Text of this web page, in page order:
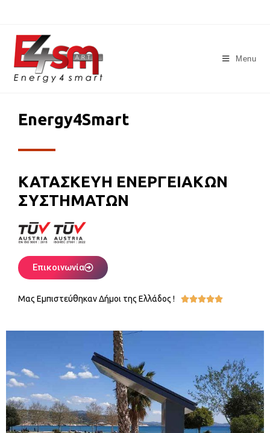
Menu
Energy4Smart
ΚΑΤΑΣΚΕΥΗ ΕΝΕΡΓΕΙΑΚΩΝ
ΣΥΣΤΗΜΑΤΩΝ
Επικοινωνία
Μας Εμπιστεύθηκαν Δήμοι της Ελλάδος ! 